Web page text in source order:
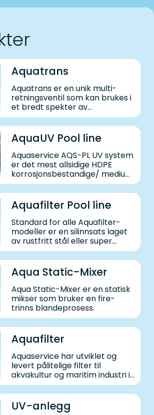
Aquatrans
Aquatrans er en unik multi-
retningsventil som kan brukes i
et bredt spekter av
applikasjoner.
AquaUV Pool line
Aquaservice AQS-PL UV system
er det mest allsidige HDPE
korrosjonsbestandige/ medium
trykk UV-systemet for
svømmebasseng markedet.
Aquafilter Pool line
Standard for alle Aquafilter-
modeller er en silinnsats laget
av rustfritt stål eller super
duplex med en V-form for
effektiv filtrering og
tilbakespyling.
Aqua Static-Mixer
Aqua Static-Mixer er en statisk
mikser som bruker en fire-
trinns blandeprosess.
Aquafilter
Aquaservice har utviklet og
levert pålitelige filter til
akvakultur og maritim industri i
nærmere 40 år.
UV-anlegg